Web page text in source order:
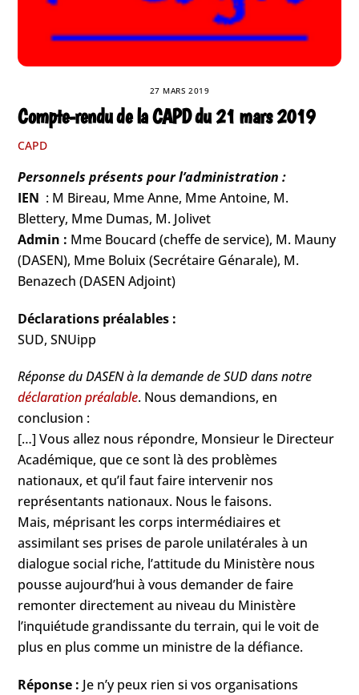
27 MARS 2019
Compte-rendu de la CAPD du 21 mars 2019
CAPD
Personnels présents pour l’administration :
IEN : M Bireau, Mme Anne, Mme Antoine, M.
Blettery, Mme Dumas, M. Jolivet
Admin : Mme Boucard (cheffe de service), M. Mauny
(DASEN), Mme Boluix (Secrétaire Génarale), M.
Benazech (DASEN Adjoint)
Déclarations préalables :
SUD, SNUipp
Réponse du DASEN à la demande de SUD dans notre
déclaration préalable. Nous demandions, en
conclusion :
[…] Vous allez nous répondre, Monsieur le Directeur
Académique, que ce sont là des problèmes
nationaux, et qu’il faut faire intervenir nos
représentants nationaux. Nous le faisons.
Mais, méprisant les corps intermédiaires et
assimilant ses prises de parole unilatérales à un
dialogue social riche, l’attitude du Ministère nous
pousse aujourd’hui à vous demander de faire
remonter directement au niveau du Ministère
l’inquiétude grandissante du terrain, qui le voit de
plus en plus comme un ministre de la défiance.
Réponse : Je n’y peux rien si vos organisations